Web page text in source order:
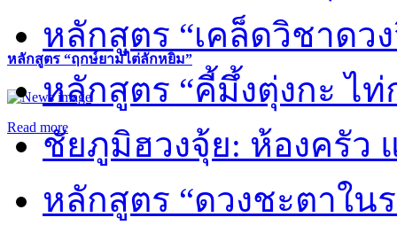
หลักสูตร “ฤกษ์ยามไต่ลักหยิ่ม”
Read more
หลักสูตร “เคล็ดวิชาดว
หลักสูตร “คี้มึ้งตุ่งกะ ไ
ชัยภูมิฮวงจุ้ย: ห้องครัว
หลักสูตร “ดวงชะตาใน